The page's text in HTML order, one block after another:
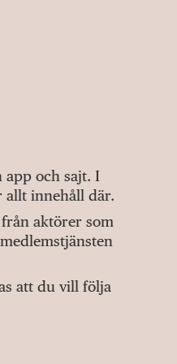
app och sajt. I
allt innehåll där.
aktörer som
att du vill följa